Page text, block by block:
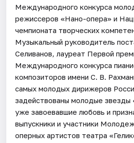
Международного конкурса
режиссеров «Нано-опера» и
чемпионата творческих
Музыкальный руководитель
Селиванов, лауреат Первой
Международного конкурса
композиторов имени С. В.
самых молодых дирижеров
задействованы молодые звезды
уже завоевавшие любовь и
выпускники и участники
оперных артистов театра